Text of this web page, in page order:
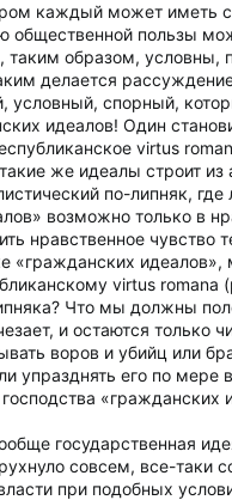
каждый может иметь
пользы
таким образом,
делается
спорный,
идеалов! Один
virtus
же идеалы строит
по-липняк,
возможно только в
нравственное чувство
идеалов»,
virtus
Что мы должны
и остаются только
воров и убийц или
упразднять его по
«гражданских
государственная
совсем, все-таки
при подобных